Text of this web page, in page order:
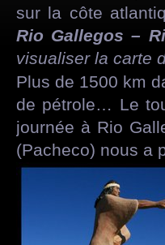
sur la côte
Rio Gallegos –
visualiser la carte
Plus de 1500 km
de pétrole… Le
journée à Rio
(Pacheco) nous a